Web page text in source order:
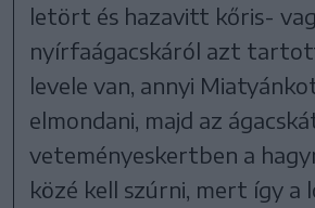
letört és hazavitt kőris-
nyírfaágacskáról azt
levele van, annyi
elmondani, majd az
veteményeskertben a
közé kell szúrni, mert így a